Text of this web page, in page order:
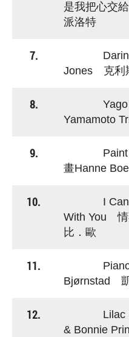
是我把心交
派洛特
7.
Darin’
Jones 克利
8.
Yago 小
Yamamoto
9.
Paint Me
畫Hanne
10.
I Can’t
With You 情
比．歐
11.
Bjørnstad
12.
Lilac
& Bonnie